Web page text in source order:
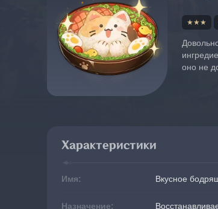
★★★
оно не
Характеристики
Имя: Вкусное
Назначение: